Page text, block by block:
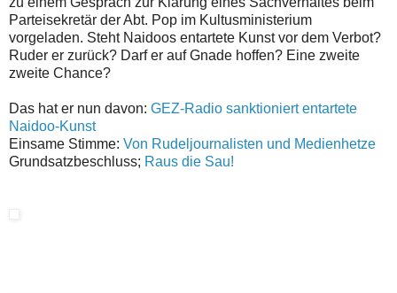
Parteisekretär der Abt. Pop im Kultusministerium
vorgeladen. Steht Naidoos entartete Kunst vor dem Verbot?
Ruder er zurück? Darf er auf Gnade hoffen? Eine zweite
zweite Chance?
Das hat er nun davon: GEZ-Radio sanktioniert entartete
Naidoo-Kunst
Einsame Stimme: Von Rudeljournalisten und Medienhetze
Grundsatzbeschluss; Raus die Sau!